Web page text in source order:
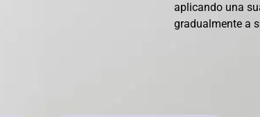
aplicando una
gradualmente a